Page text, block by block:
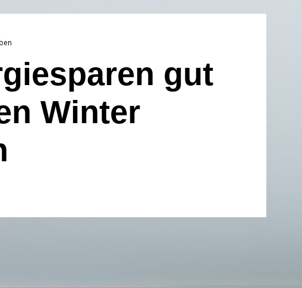
gut
Winter